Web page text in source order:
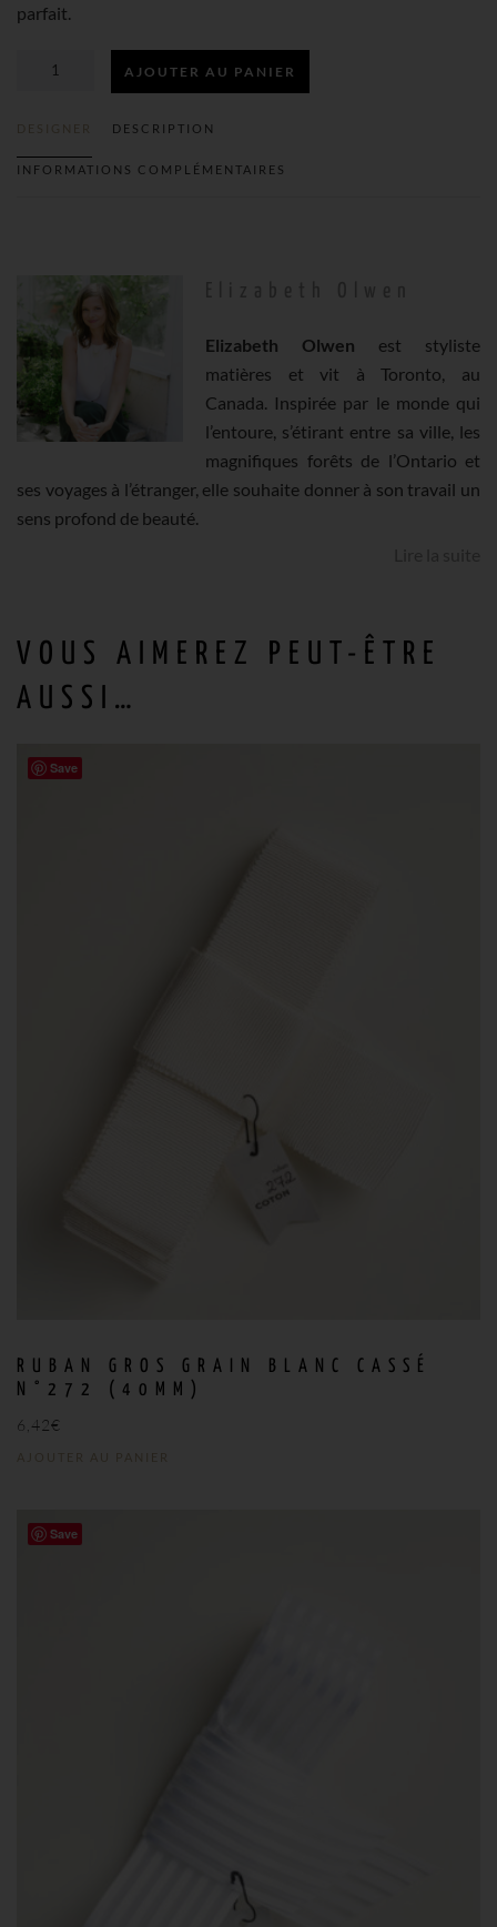
parfait.
QUANTITÉ
PAON
PAPIER
AJOUTER AU PANIER
DESIGNER DESCRIPTION
INFORMATIONS COMPLÉMENTAIRES
Elizabeth Olwen est styliste
matières et vit à Toronto, au
Canada. Inspirée par le monde qui
l’entoure, s’étirant entre sa ville, les
magnifiques forêts de l’Ontario et
ses voyages à l’étranger, elle souhaite donner à son travail un
sens profond de beauté.
VOUS AIMEREZ PEUT-ÊTRE
AUSSI…
Save
RUBAN GROS GRAIN BLANC CASSÉ
N°272 (40MM)
6,42€
AJOUTER AU PANIER
Save